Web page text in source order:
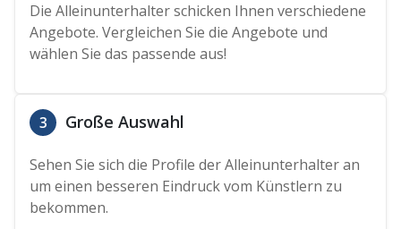
Die Alleinunterhalter schicken Ihnen verschiedene
Angebote. Vergleichen Sie die Angebote und
wählen Sie das passende aus!
3 Große Auswahl
Sehen Sie sich die Profile der Alleinunterhalter an
um einen besseren Eindruck vom Künstlern zu
bekommen.